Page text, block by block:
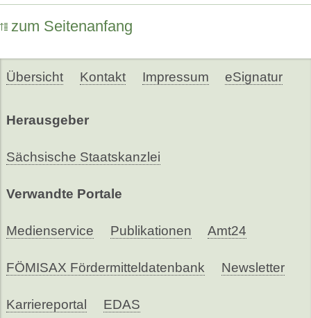
zum Seitenanfang
Übersicht Kontakt Impressum eSignatur
Herausgeber
Sächsische Staatskanzlei
Verwandte Portale
Medienservice Publikationen Amt24
FÖMISAX Fördermitteldatenbank Newsletter
Karriereportal EDAS